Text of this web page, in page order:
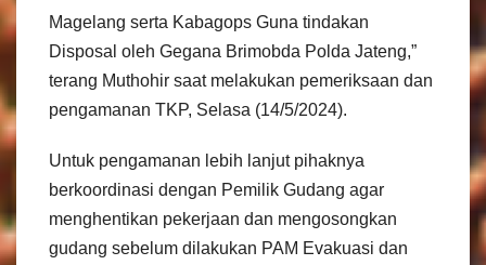
Magelang serta Kabagops Guna tindakan
Disposal oleh Gegana Brimobda Polda Jateng,”
terang Muthohir saat melakukan pemeriksaan dan
pengamanan TKP, Selasa (14/5/2024).
Untuk pengamanan lebih lanjut pihaknya
berkoordinasi dengan Pemilik Gudang agar
menghentikan pekerjaan dan mengosongkan
gudang sebelum dilakukan PAM Evakuasi dan